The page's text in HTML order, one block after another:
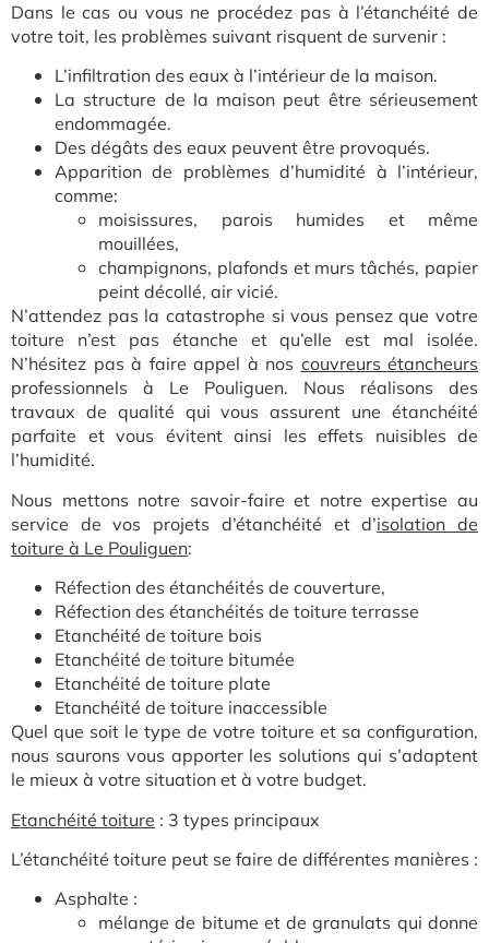
Dans le cas ou vous ne procédez pas à l’étanchéité de
votre toit, les problèmes suivant risquent de survenir :
L’infiltration des eaux à l’intérieur de la maison.
La structure de la maison peut être sérieusement
endommagée.
Des dégâts des eaux peuvent être provoqués.
Apparition de problèmes d’humidité à l’intérieur,
comme:
moisissures, parois humides et même
mouillées,
champignons, plafonds et murs tâchés, papier
peint décollé, air vicié.
N’attendez pas la catastrophe si vous pensez que votre
toiture n’est pas étanche et qu’elle est mal isolée.
N’hésitez pas à faire appel à nos couvreurs étancheurs
professionnels à Le Pouliguen. Nous réalisons des
travaux de qualité qui vous assurent une étanchéité
parfaite et vous évitent ainsi les effets nuisibles de
l’humidité.
Nous mettons notre savoir-faire et notre expertise au
service de vos projets d’étanchéité etd’isolation de
toiture à Le Pouliguen:
Réfection des étanchéités de couverture,
Réfection des étanchéités de toiture terrasse
Etanchéité de toiture bois
Etanchéité de toiture bitumée
Etanchéité de toiture plate
Etanchéité de toiture inaccessible
Quel que soit le type de votre toiture et sa configuration,
nous saurons vous apporter les solutions qui s’adaptent
le mieux à votre situation et à votre budget.
Etanchéité toiture : 3 types principaux
L’étanchéité toiture peut se faire de différentes manières :
Asphalte :
mélange de bitume et de granulats qui donne